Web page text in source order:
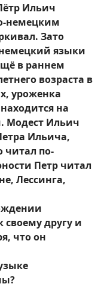
Ильич
немецким
Зато
языки
в раннем
возраста в
уроженка
на
Модест Ильич
Ильича,
читал по-
Петр читал
Лессинга,
другу и
что он